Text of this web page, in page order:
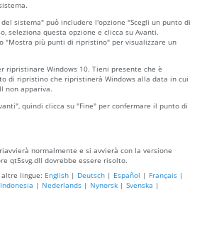
sistema" può includere l'opzione "Scegli un punto di
seleziona questa opzione e clicca su Avanti.
"Mostra più punti di ripristino" per visualizzare un
ripristinare Windows 10. Tieni presente che è
di ripristino che ripristinerà Windows alla data in cui
non appariva.
quindi clicca su "Fine" per confermare il punto di
normalmente e si avvierà con la versione
qt5svg.dll dovrebbe essere risolto.
lingue: English | Deutsch | Español | Français |
| Nederlands | Nynorsk | Svenska |